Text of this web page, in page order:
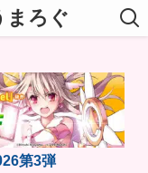
まろぐ
第3弾